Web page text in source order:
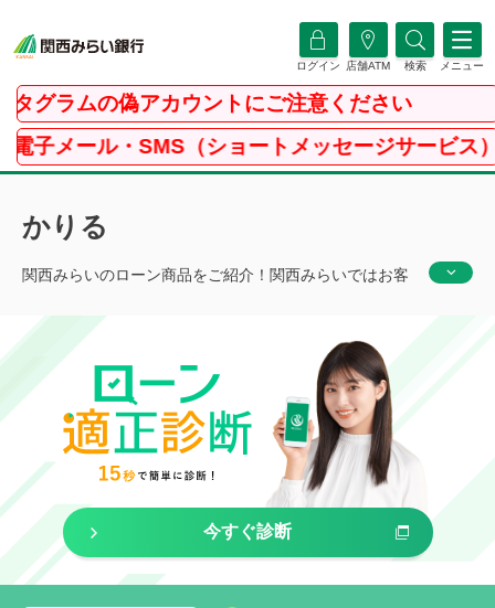
ログイン 店舗ATM 検索 メニュー
の偽アカウントにご注意ください
SMS（ショートメッセージサービス）にご注意く
かりる
関西みらいのローン商品をご紹介！関西みらいではお客
おります。
今すぐ診断